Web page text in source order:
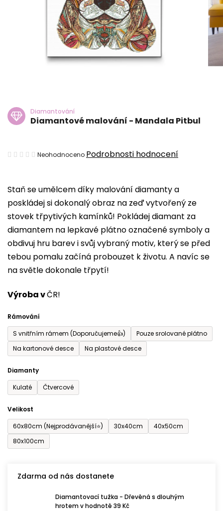
Staň se umělcem díky malování diamanty a
poskládej si dokonalý obraz na zeď vytvořený ze
stovek třpytivých kamínků! Pokládej diamant za
diamantem na lepkavé plátno označené symboly a
obdivuj hru barev i svůj vybraný motiv, který se před
tebou pomalu začíná probouzet k životu. A navíc se
na světle dokonale třpytí!
Výroba vČR!
Rámování
S vnitřním rámem (Doporučujeme👍)
Pouze srolované plátno
Na kartonové desce
Na plastové desce
Diamanty
Kulaté
Čtvercové
Velikost
60x80cm (Nejprodávanější⭐)
30x40cm
40x50cm
80x100cm
Zdarma od nás dostanete
Diamantovací tužka - Dřevěná s dlouhým
hrotem v hodnotě 39 Kč
Diamantování
Diamantové malování - Mandala Pitbul
Průměrné
je
0,0
z
5
hvězdiček.
Neohodnoceno Podrobnosti hodnocení